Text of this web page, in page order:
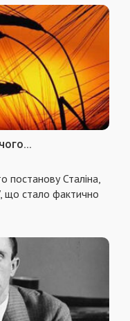
постанову Сталіна,
що стало фактично